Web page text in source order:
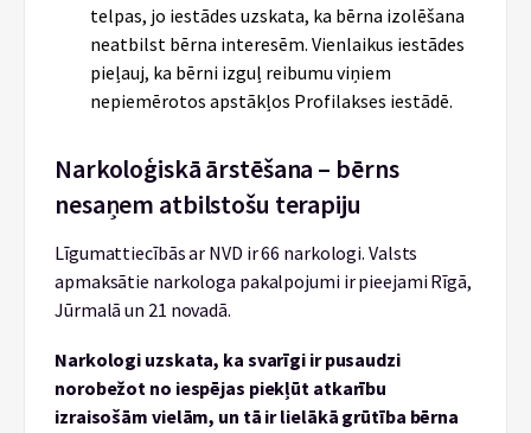
telpas, jo iestādes uzskata, ka bērna izolēšana
neatbilst bērna interesēm. Vienlaikus iestādes
pieļauj, ka bērni izguļ reibumu viņiem
nepiemērotos apstākļos Profilakses iestādē.
Narkoloģiskā ārstēšana – bērns
nesaņem atbilstošu terapiju
Līgumattiecībās ar NVD ir 66 narkologi. Valsts
apmaksātie narkologa pakalpojumi ir pieejami Rīgā,
Jūrmalā un 21 novadā.
Narkologi uzskata, ka svarīgi ir pusaudzi
norobežot no iespējas piekļūt atkarību
izraisošām vielām, un tā ir lielākā grūtība bērna